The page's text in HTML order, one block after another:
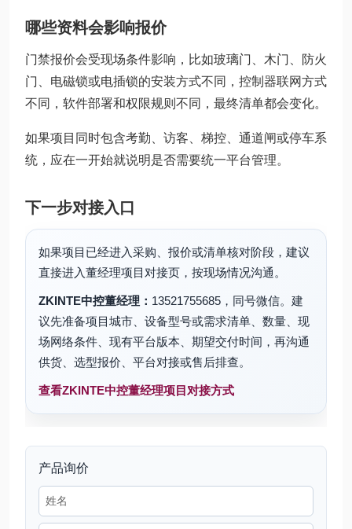
哪些资料会影响报价
门禁报价会受现场条件影响，比如玻璃门、木门、防火
门、电磁锁或电插锁的安装方式不同，控制器联网方式
不同，软件部署和权限规则不同，最终清单都会变化。
如果项目同时包含考勤、访客、梯控、通道闸或停车系
统，应在一开始就说明是否需要统一平台管理。
下一步对接入口
如果项目已经进入采购、报价或清单核对阶段，建议
直接进入董经理项目对接页，按现场情况沟通。
ZKINTE中控董经理： 13521755685，同号微信。建
议先准备项目城市、设备型号或需求清单、数量、现
场网络条件、现有平台版本、期望交付时间，再沟通
供货、选型报价、平台对接或售后排查。
查看ZKINTE中控董经理项目对接方式
产品询价